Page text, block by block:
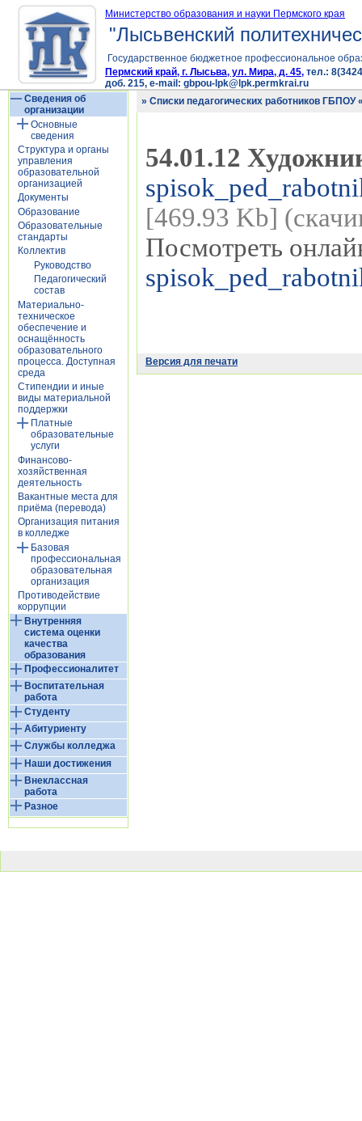
Министерство образования и науки Пермского края
"Лысьвенский
Государственное бюджетное профессиональное
Пермский край, г. Лысьва, ул. Мира, д. 45, тел.:
доб. 215, e-mail: gbpou-lpk@lpk.permkrai.ru
Сведения об
организации
Основные
сведения
Структура и органы
управления
образовательной
организацией
Документы
Образование
Образовательные
стандарты
Коллектив
Руководство
Педагогический
состав
Материально-
техническое
обеспечение и
оснащённость
образовательного
процесса. Доступная
среда
Стипендии и иные
виды материальной
поддержки
Платные
образовательные
услуги
Финансово-
хозяйственная
деятельность
Вакантные места для
приёма (перевода)
Организация питания
в колледже
Базовая
профессиональная
образовательная
организация
Противодействие
коррупции
Внутренняя
система оценки
качества
образования
Профессионалитет
Воспитательная
работа
Студенту
Абитуриенту
Службы колледжа
Наши достижения
Внеклассная
работа
Разное
» Списки педагогических работников
54.01.12
[469.93 Kb]
Посмотреть
Версия для печати